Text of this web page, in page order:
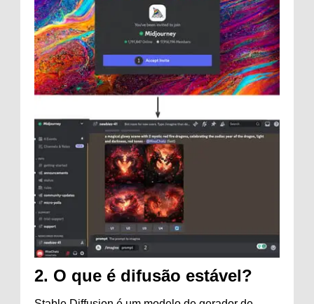
2. O que é difusão estável?